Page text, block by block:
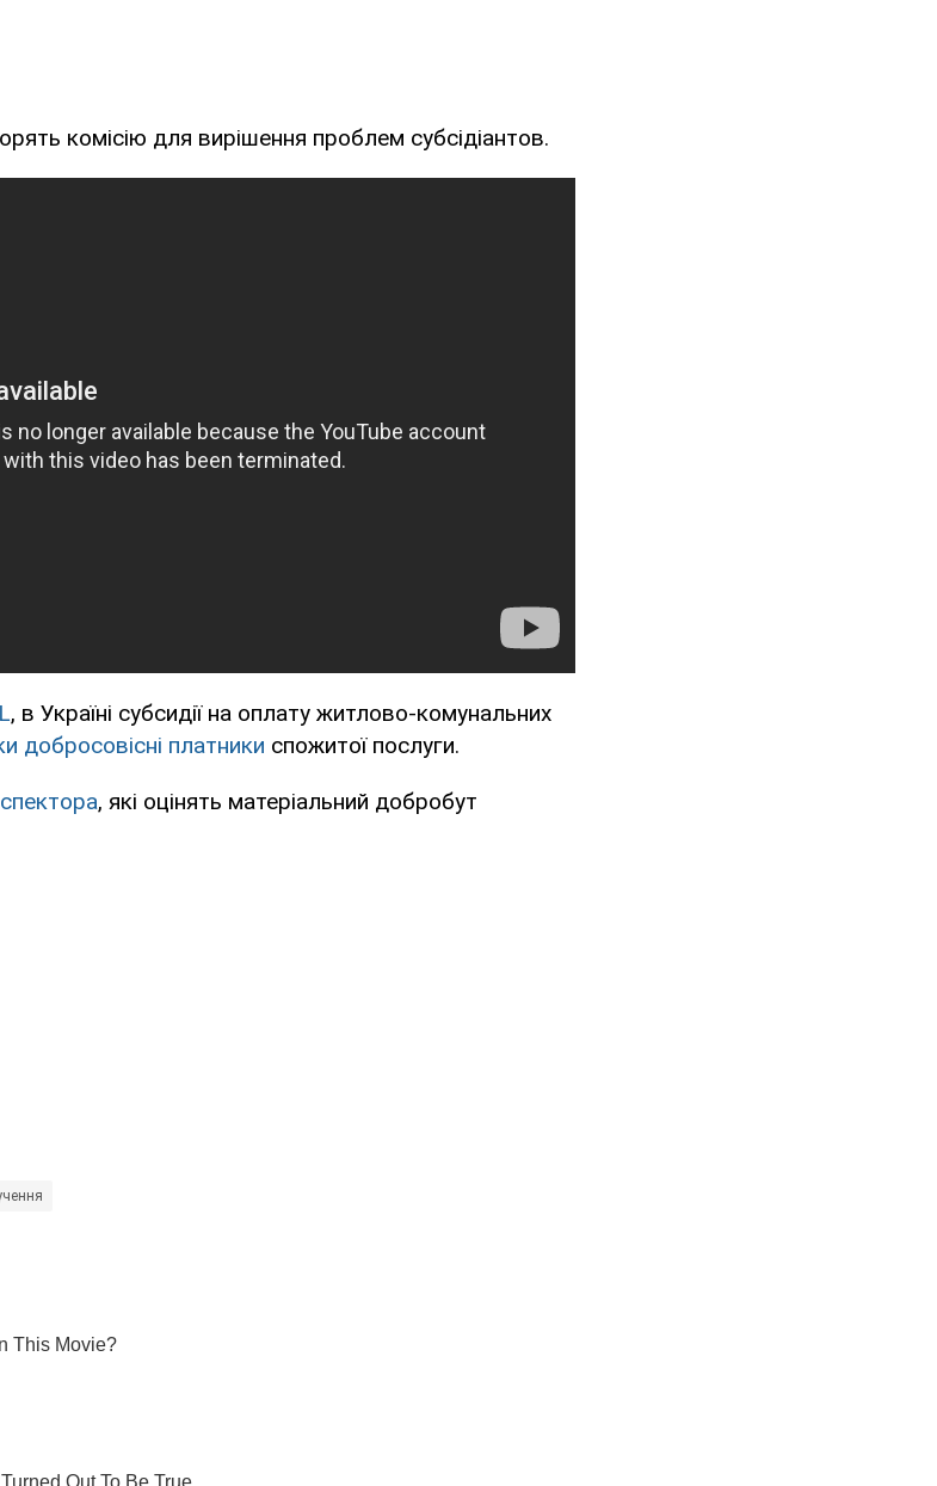
комісію для вирішення проблем субсідіантов.
, в Україні субсидії на оплату житлово-комунальних
добросовісні платники спожитої послуги.
, які оцінять матеріальний добробут